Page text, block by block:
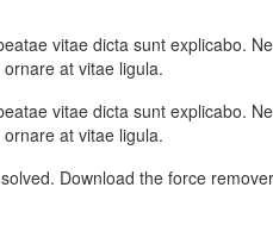
vitae dicta sunt explicabo.
at vitae ligula.
vitae dicta sunt explicabo.
at vitae ligula.
Download the force